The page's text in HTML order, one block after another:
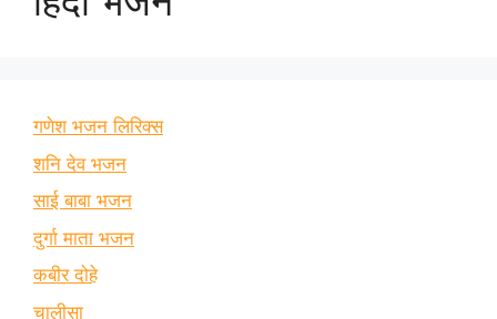
गणेश भजन लिरिक्स
शनि देव भजन
साई बाबा भजन
दुर्गा माता भजन
कबीर दोहे
चालीसा